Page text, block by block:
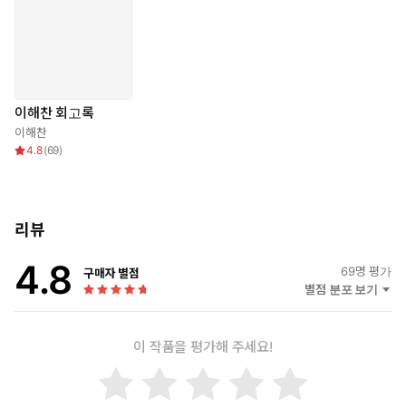
이해찬 회고록
이해찬
4.8(69)
리뷰
4.8 구매자 별점 69명 평가
별점 분포 보기
이 작품을 평가해 주세요!